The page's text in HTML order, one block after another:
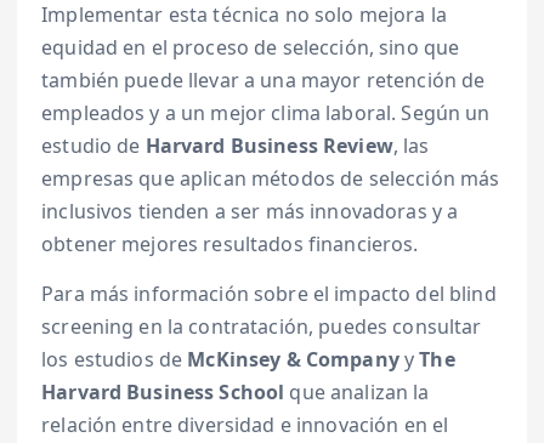
Implementar esta técnica no solo mejora la
equidad en el proceso de selección, sino que
también puede llevar a una mayor retención de
empleados y a un mejor clima laboral. Según un
estudio de Harvard Business Review, las
empresas que aplican métodos de selección más
inclusivos tienden a ser más innovadoras y a
obtener mejores resultados financieros.
Para más información sobre el impacto del blind
screening en la contratación, puedes consultar
los estudios de McKinsey & CompanyyThe
Harvard Business School que analizan la
relación entre diversidad e innovación en el